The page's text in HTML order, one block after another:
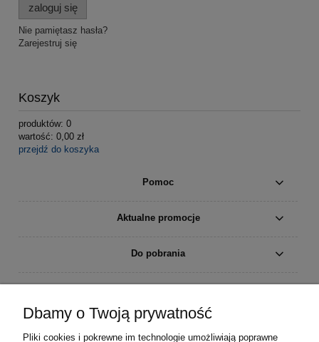
zaloguj się
Nie pamiętasz hasła?
Zarejestruj się
Koszyk
produktów: 0
wartość: 0,00 zł
przejdź do koszyka
Pomoc
Aktualne promocje
Do pobrania
Płatności i dostawa
Dbamy o Twoją prywatność
Pliki cookies i pokrewne im technologie umożliwiają poprawne